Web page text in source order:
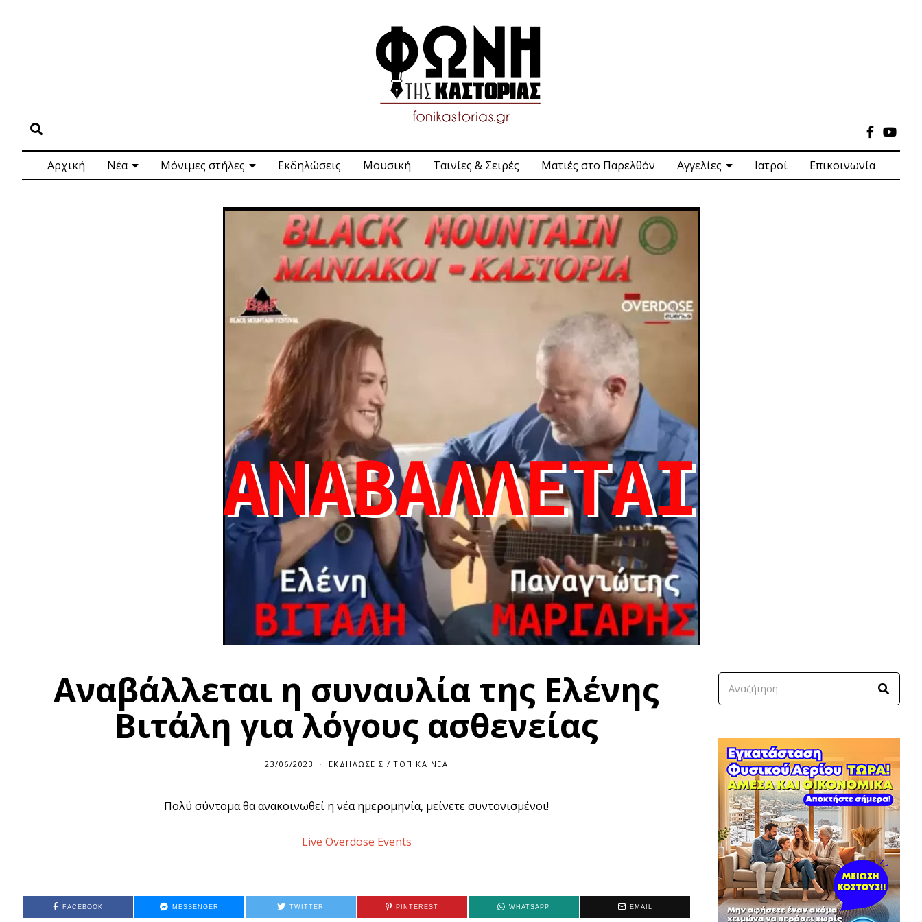
Αρχική Νέα Μόνιμες στήλες Εκδηλώσεις Μουσική Ταινίες & Σειρές Ματιές στο Παρελθόν Αγγελίες Ιατροί Επικοινωνία
Αναβάλλεται η συναυλία της Ελένης
Βιτάλη για λόγους ασθενείας
23/06/2023 ΕΚΔΗΛΏΣΕΙΣ / ΤΟΠΙΚΆ ΝΈΑ
Πολύ σύντομα θα ανακοινωθεί η νέα ημερομηνία, μείνετε συντονισμένοι!
Live Overdose Events
FACEBOOK MESSENGER TWITTER PINTEREST WHATSAPP EMAIL